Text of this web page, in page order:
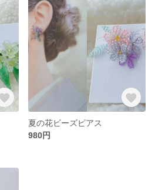
夏の花ビーズピアス
980円